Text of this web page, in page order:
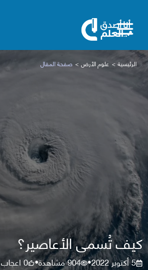
الرئيسية علوم الأرض صفحة المقال
كيف تُسمى الأعاصير؟
5 أكتوبر 2022 •
904مشاهدة•
0اعجاب